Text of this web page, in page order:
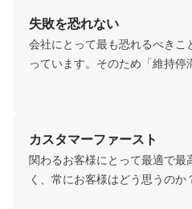
失敗を恐れない
会社にとって最も恐れるべきこ
っています。そのため「維持
重され任される、そんな文化
す。
カスタマーファースト
関わるお客様にとって最適で最
く、常にお客様はどう思うのか